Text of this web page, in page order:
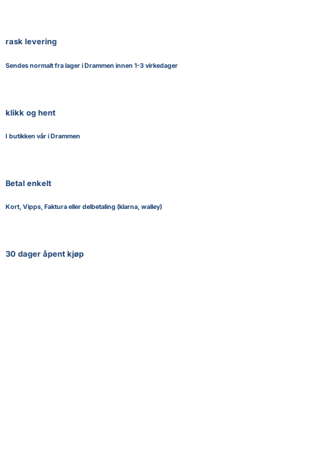
rask levering
Sendes normalt fra lager i Drammen innen 1-3 virkedager
klikk og hent
I butikken vår i Drammen
Betal enkelt
Kort, Vipps, Faktura eller delbetaling (klarna, walley)
30 dager åpent kjøp